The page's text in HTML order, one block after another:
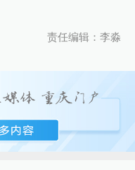
责任编辑：李淼